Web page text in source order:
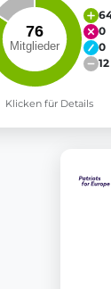
0
0
12
Klicken für Details